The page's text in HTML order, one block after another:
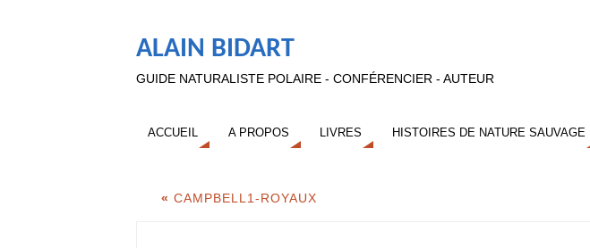
ALAIN BIDART
GUIDE NATURALISTE POLAIRE - CONFÉRENCIER - AUTEUR
ACCUEIL A PROPOS LIVRES HISTOIRES DE NATURE SAUVAGE
« CAMPBELL1-ROYAUX